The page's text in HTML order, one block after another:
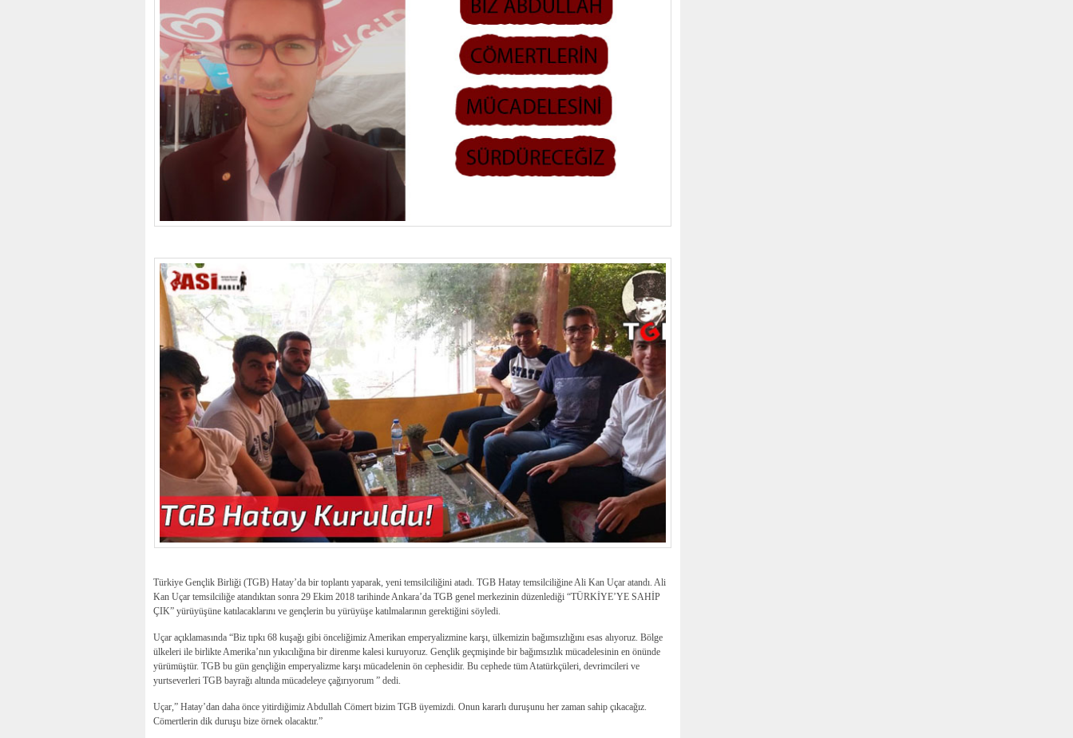
Türkiye Gençlik Birliği (TGB) Hatay’da bir toplantı yaparak, yeni temsilciliğini atadı. TGB Hatay temsilciliğine Ali Kan Uçar atandı. Ali
Kan Uçar temsilciliğe atandıktan sonra 29 Ekim 2018 tarihinde Ankara’da TGB genel merkezinin düzenlediği “TÜRKİYE’YE SAHİP
ÇIK” yürüyüşüne katılacaklarını ve gençlerin bu yürüyüşe katılmalarının gerektiğini söyledi.
Uçar açıklamasında “Biz tıpkı 68 kuşağı gibi önceliğimiz Amerikan emperyalizmine karşı, ülkemizin bağımsızlığını esas alıyoruz. Bölge
ülkeleri ile birlikte Amerika’nın yıkıcılığına bir direnme kalesi kuruyoruz. Gençlik geçmişinde bir bağımsızlık mücadelesinin en önünde
yürümüştür. TGB bu gün gençliğin emperyalizme karşı mücadelenin ön cephesidir. Bu cephede tüm Atatürkçüleri, devrimcileri ve
yurtseverleri TGB bayrağı altında mücadeleye çağırıyorum ” dedi.
Uçar,” Hatay’dan daha önce yitirdiğimiz Abdullah Cömert bizim TGB üyemizdi. Onun kararlı duruşunu her zaman sahip çıkacağız.
Cömertlerin dik duruşu bize örnek olacaktır.”